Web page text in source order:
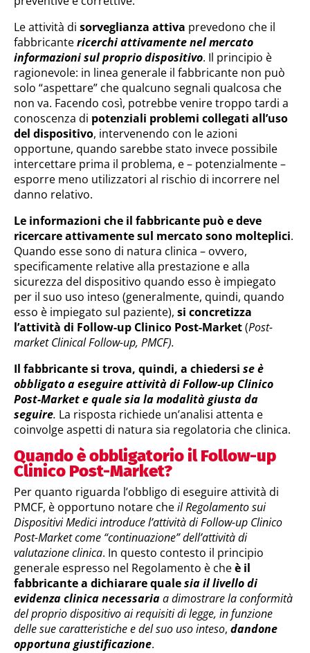
Le attività di sorveglianza attiva prevedono che il
fabbricantericerchi attivamente nel mercato
informazioni sul proprio dispositivo. Il principio è
ragionevole: in linea generale il fabbricante non può
solo “aspettare” che qualcuno segnali qualcosa che
non va. Facendo così, potrebbe venire troppo tardi a
conoscenza di potenziali problemi collegati all’uso
del dispositivo, intervenendo con le azioni
opportune, quando sarebbe stato invece possibile
intercettare prima il problema, e – potenzialmente –
esporre meno utilizzatori al rischio di incorrere nel
danno relativo.
Le informazioni che il fabbricante può e deve
ricercare attivamente sul mercato sono molteplici.
Quando esse sono di natura clinica – ovvero,
specificamente relative alla prestazione e alla
sicurezza del dispositivo quando esso è impiegato
per il suo uso inteso (generalmente, quindi, quando
esso è impiegato sul paziente), si concretizza
l’attività di Follow-up Clinico Post-Market(Post-
market Clinical Follow-up, PMCF).
Il fabbricante si trova, quindi, a chiedersi se è
obbligato a eseguire attività di Follow-up Clinico
Post-Market e quale sia la modalità giusta da
seguire. La risposta richiede un’analisi attenta e
coinvolge aspetti di natura sia regolatoria che clinica.
Quando è obbligatorio il Follow-up
Clinico Post-Market?
Per quanto riguarda l’obbligo di eseguire attività di
PMCF, è opportuno notare cheil Regolamento sui
Dispositivi Medici introduce l’attività di Follow-up Clinico
Post-Market come “continuazione” dell’attività di
valutazione clinica. In questo contesto il principio
generale espresso nel Regolamento è cheè il
fabbricante a dichiarare qualesia il livello di
evidenza clinica necessariaa dimostrare la conformità
del proprio dispositivo ai requisiti di legge, in funzione
delle sue caratteristiche e del suo uso inteso, dandone
opportuna giustificazione.